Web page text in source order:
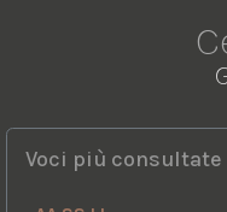
Voci più consultate